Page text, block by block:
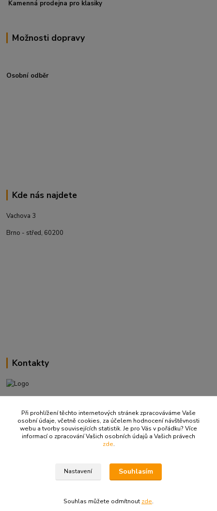
Kamenná prodejna pro klasiky
Možnosti dopravy
Osobní odběr
Kde nás najdete
Vachova 3
Brno - střed, 60200
Kontakty
(Po-Pá, 9-18 hod.)
info@ritualbrno-eshop.cz
© 2008-2026 Rituál. Všechna práva vyhrazena.
Při prohlížení těchto internetových stránek zpracováváme Vaše
osobní údaje, včetně cookies, za účelem hodnocení návštěvnosti
webu a tvorby souvisejících statistik. Je pro Vás v pořádku? Více
informací o zpracování Vašich osobních údajů a Vašich právech
zde.
Nastavení Souhlasím
Souhlas můžete odmítnout zde.